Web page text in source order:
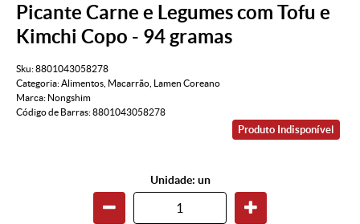
Picante Carne e Legumes com Tofu e
Kimchi Copo - 94 gramas
Sku:8801043058278
Categoria:Alimentos Macarrão
Lamen Coreano
Marca: Nongshim
Código de Barras:8801043058278
Produto Indisponível
Unidade: un